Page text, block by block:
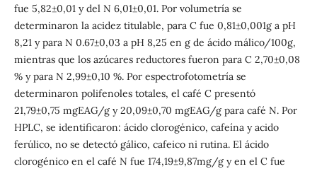
fue 5,82±0,01 y del N 6,01±0,01. Por volumetría se
determinaron la acidez titulable, para C fue 0,81±0,001g a pH
8,21 y para N 0.67±0,03 a pH 8,25 en g de ácido málico/100g,
mientras que los azúcares reductores fueron para C 2,70±0,08
% y para N 2,99±0,10 %. Por espectrofotometría se
determinaron polifenoles totales, el café C presentó
21,79±0,75 mgEAG/g y 20,09±0,70 mgEAG/g para café N. Por
HPLC, se identificaron: ácido clorogénico, cafeína y acido
ferúlico, no se detectó gálico, cafeico ni rutina. El ácido
clorogénico en el café N fue 174,19±9,87mg/g y en el C fue